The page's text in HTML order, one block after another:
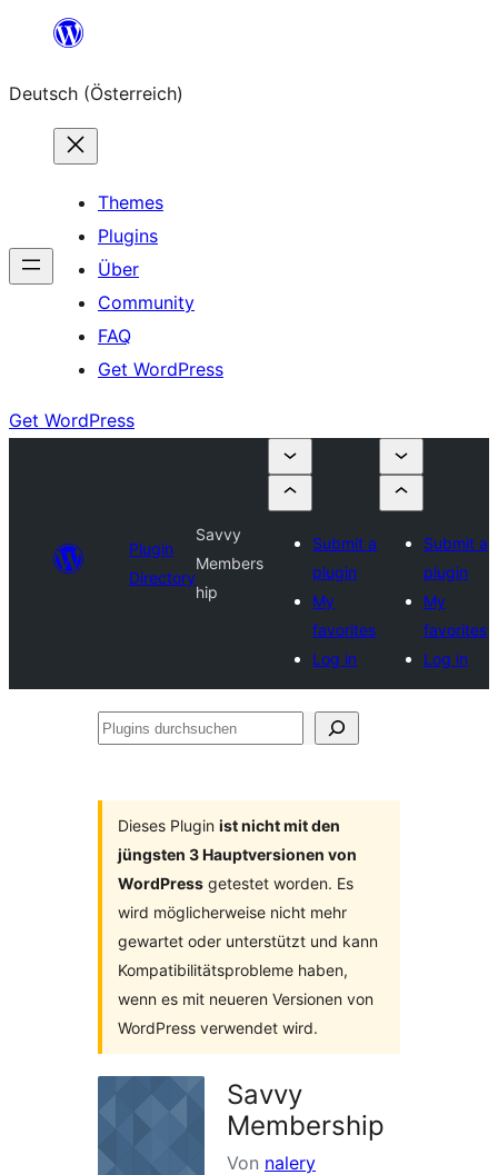
springen
Deutsch (Österreich)
Themes
Plugins
Über
Community
FAQ
Get WordPress
Get WordPress
Plugin
Directory
Savvy
Members
hip
Submit a
plugin
My
favorites
Log in
Submit a
plugin
My
favorites
Log in
Plugins
Dieses Plugin ist nicht mit den
jüngsten 3 Hauptversionen von
WordPress getestet worden. Es
wird möglicherweise nicht mehr
gewartet oder unterstützt und kann
Kompatibilitätsprobleme haben,
wenn es mit neueren Versionen von
WordPress verwendet wird.
Savvy
Membership
Von nalery